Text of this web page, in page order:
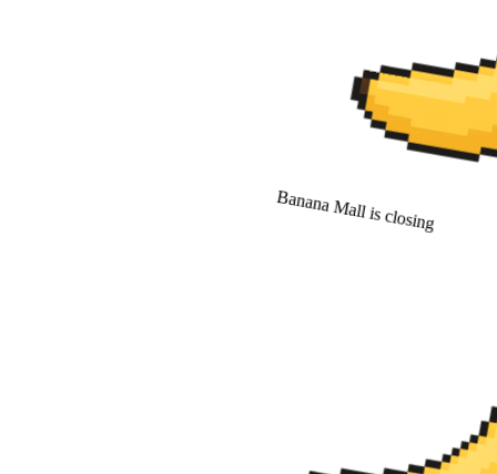
Banana Mall is closing